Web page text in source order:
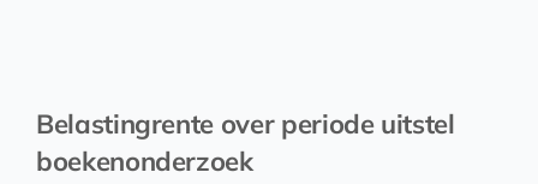
Belastingrente over periode uitstel
boekenonderzoek